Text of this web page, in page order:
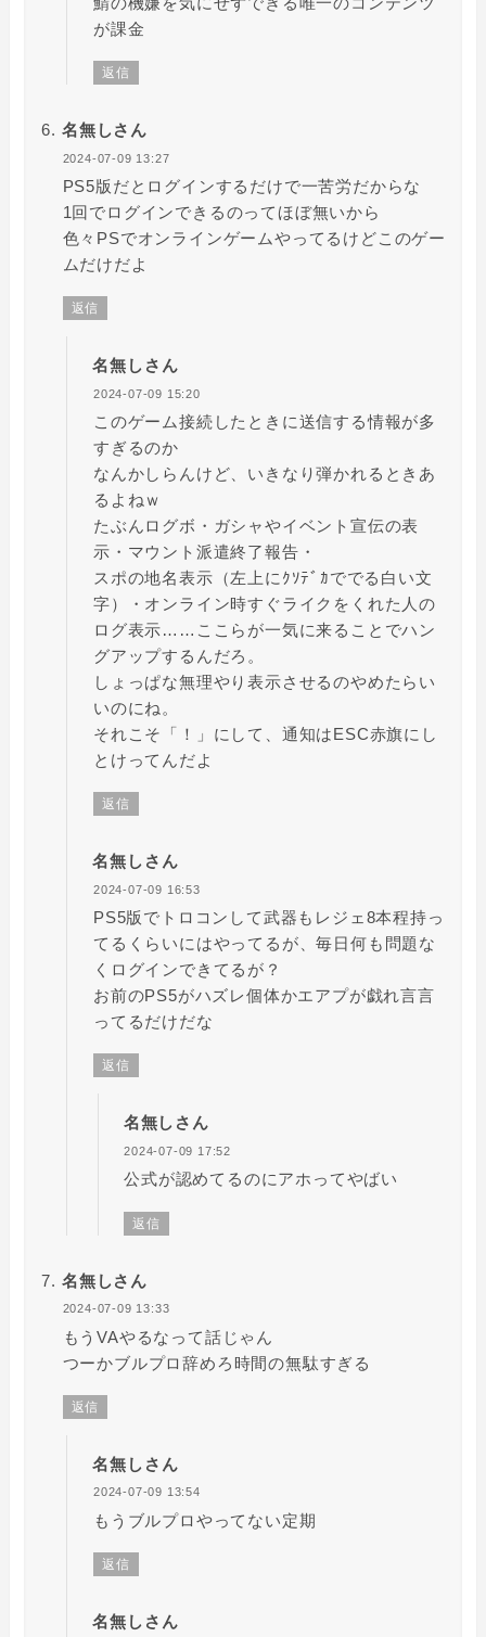
が課金
返信
名無しさん
2024-07-09 13:27
PS5版だとログインするだけで一苦労だからな
1回でログインできるのってほぼ無いから
色々PSでオンラインゲームやってるけどこのゲー
ムだけだよ
返信
名無しさん
2024-07-09 15:20
このゲーム接続したときに送信する情報が多
すぎるのか
なんかしらんけど、いきなり弾かれるときあ
るよねｗ
たぶんログボ・ガシャやイベント宣伝の表
示・マウント派遣終了報告・
スポの地名表示（左上にｸｿﾃﾞｶででる白い文
字）・オンライン時すぐライクをくれた人の
ログ表示……ここらが一気に来ることでハン
グアップするんだろ。
しょっぱな無理やり表示させるのやめたらい
いのにね。
それこそ「！」にして、通知はESC赤旗にし
とけってんだよ
返信
名無しさん
2024-07-09 16:53
PS5版でトロコンして武器もレジェ8本程持っ
てるくらいにはやってるが、毎日何も問題な
くログインできてるが？
お前のPS5がハズレ個体かエアプが戯れ言言
ってるだけだな
返信
名無しさん
2024-07-09 17:52
公式が認めてるのにアホってやばい
返信
名無しさん
2024-07-09 13:33
もうVAやるなって話じゃん
つーかブルプロ辞めろ時間の無駄すぎる
返信
名無しさん
2024-07-09 13:54
もうブルプロやってない定期
返信
名無しさん